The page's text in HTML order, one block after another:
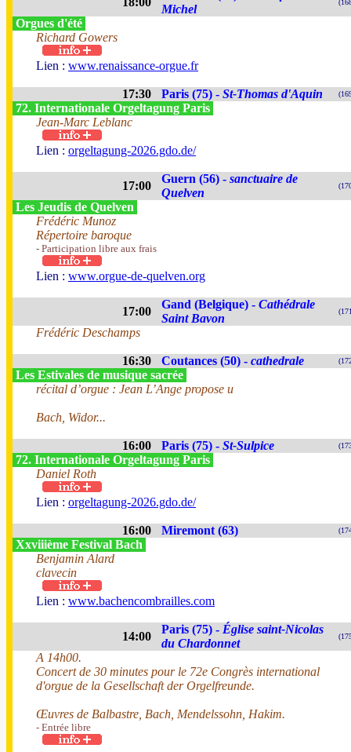
Michel
Orgues d'été
Richard Gowers
Lien : www.renaissance-orgue.fr
17:30 Paris (75) - St-Thomas d'Aquin
72. Internationale Orgeltagung Paris
Jean-Marc Leblanc
Lien : orgeltagung-2026.gdo.de/
17:00
Guern (56) - sanctuaire de
Quelven
Les Jeudis de Quelven
Frédéric Munoz
Répertoire baroque
- Participation libre aux frais
Lien : www.orgue-de-quelven.org
17:00
Gand (Belgique) - Cathédrale
Saint Bavon
Frédéric Deschamps
16:30 Coutances (50) - cathedrale
Les Estivales de musique sacrée
récital d’orgue : Jean L’Ange propose u
Bach, Widor...
16:00 Paris (75) - St-Sulpice
72. Internationale Orgeltagung Paris
Daniel Roth
Lien : orgeltagung-2026.gdo.de/
16:00 Miremont (63)
Xxviiième Festival Bach
Benjamin Alard
clavecin
Lien : www.bachencombrailles.com
14:00
Paris (75) - Église saint-Nicolas
du Chardonnet
A 14h00.
Concert de 30 minutes pour le 72e Congrès international
d'orgue de la Gesellschaft der Orgelfreunde.
Œuvres de Balbastre, Bach, Mendelssohn, Hakim.
- Entrée libre